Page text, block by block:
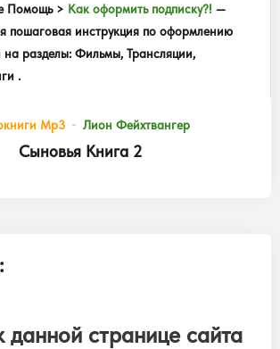
Помощь > Как оформить подписку?! —
пошаговая инструкция по оформлению
на разделы: Фильмы, Трансляции,
.
Mp3 Лион Фейхтвангер
Сыновья Книга 2
данной странице сайта